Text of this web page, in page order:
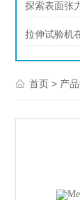
探索表面张
拉伸试验机
首页 > 产